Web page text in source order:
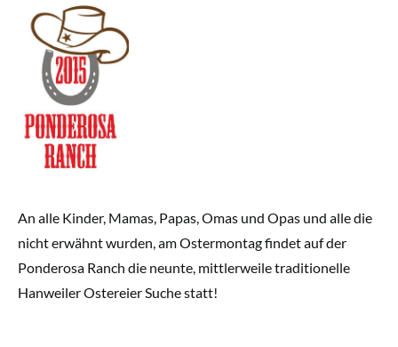
An alle Kinder, Mamas, Papas, Omas und Opas und alle die
nicht erwähnt wurden, am Ostermontag findet auf der
Ponderosa Ranch die neunte, mittlerweile traditionelle
Hanweiler Ostereier Suche statt!